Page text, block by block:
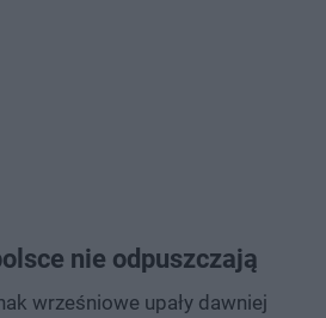
nie odpuszczają
wrześniowe upały dawniej